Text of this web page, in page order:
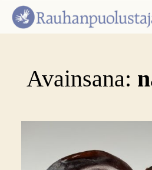
Avainsana: